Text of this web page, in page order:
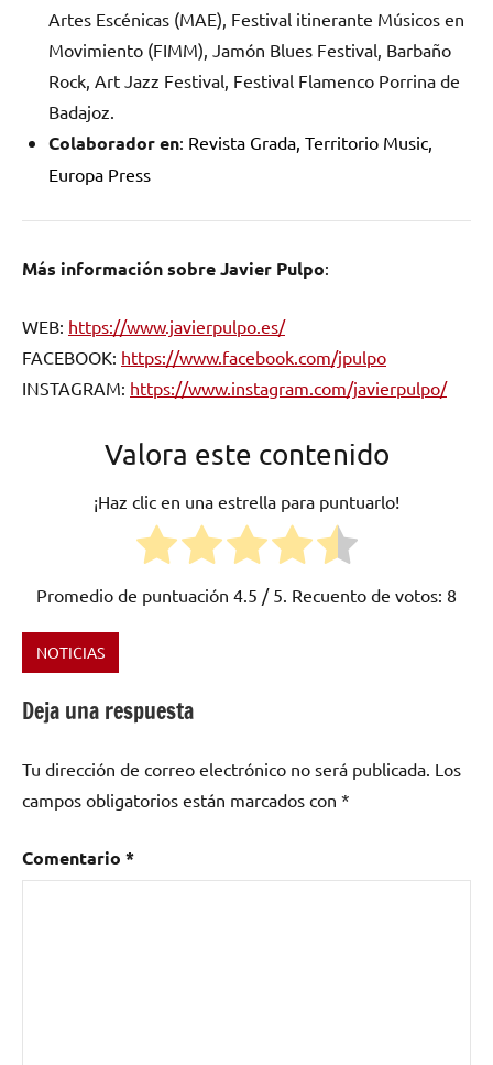
Artes Escénicas (MAE), Festival itinerante Músicos en
Movimiento (FIMM), Jamón Blues Festival, Barbaño
Rock, Art Jazz Festival, Festival Flamenco Porrina de
Badajoz.
Colaborador en: Revista Grada, Territorio Music,
Europa Press
Más información sobre Javier Pulpo:
WEB: https://www.javierpulpo.es/
FACEBOOK: https://www.facebook.com/jpulpo
INSTAGRAM: https://www.instagram.com/javierpulpo/
Valora este contenido
¡Haz clic en una estrella para puntuarlo!
Promedio de puntuación 4.5 / 5. Recuento de votos: 8
Etiquetado
Javier
NOTICIAS
Deja una respuesta
Tu dirección de correo electrónico no será publicada. Los
campos obligatorios están marcados con *
Comentario *